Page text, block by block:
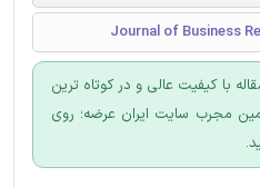
با کیفیت عالی و در کوتاه ترین
مجرب سایت ایران عرضه؛ روی